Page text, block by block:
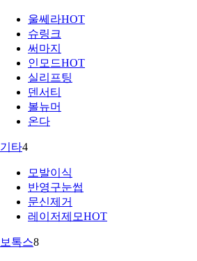
울쎄라HOT
슈링크
써마지
인모드HOT
실리프팅
덴서티
볼뉴머
온다
기타4
모발이식
반영구눈썹
문신제거
레이저제모HOT
보톡스8